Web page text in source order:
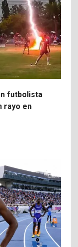
futbolista
rayo en